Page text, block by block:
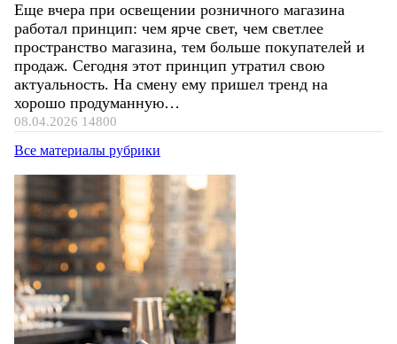
Еще вчера при освещении розничного магазина
работал принцип: чем ярче свет, чем светлее
пространство магазина, тем больше покупателей и
продаж. Сегодня этот принцип утратил свою
актуальность. На смену ему пришел тренд на
хорошо продуманную…
08.04.2026 14800
Все материалы рубрики